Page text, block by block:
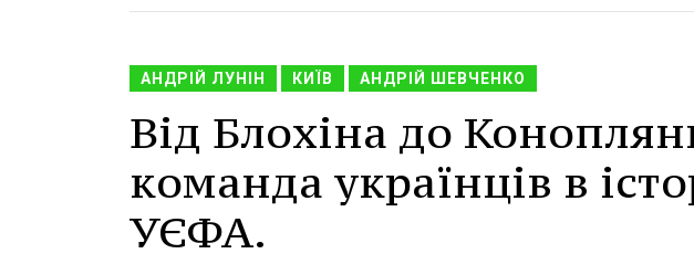
АНДРІЙ ЛУНІН КИЇВ АНДРІЙ ШЕВЧЕНКО
Від Блохіна до
команда українців в
УЄФА.